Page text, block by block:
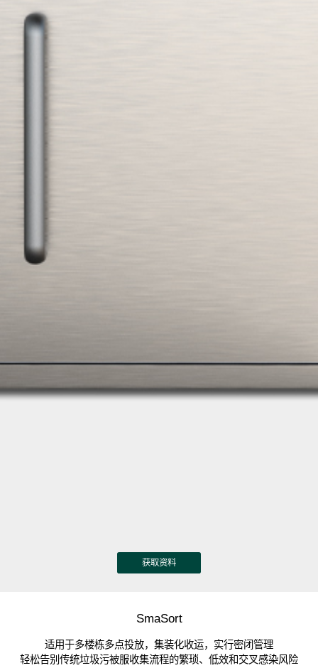
获取资料
SmaSort
适用于多楼栋多点投放，集装化收运，实行密闭管理
轻松告别传统垃圾污被服收集流程的繁琐、低效和交叉感染风险